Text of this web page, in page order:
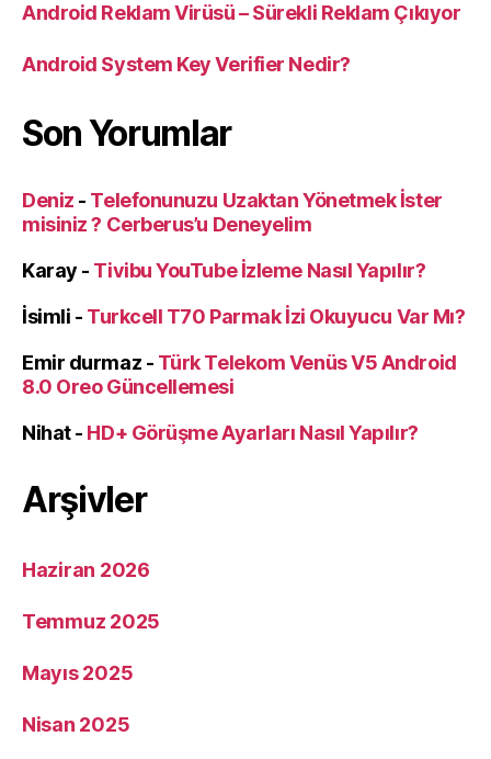
Android Reklam Virüsü – Sürekli Reklam Çıkıyor
Android System Key Verifier Nedir?
Son Yorumlar
Deniz - Telefonunuzu Uzaktan Yönetmek İster
misiniz ? Cerberus’u Deneyelim
Karay - Tivibu YouTube İzleme Nasıl Yapılır?
İsimli - Turkcell T70 Parmak İzi Okuyucu Var Mı?
Emir durmaz - Türk Telekom Venüs V5 Android
8.0 Oreo Güncellemesi
Nihat- HD+ Görüşme Ayarları Nasıl Yapılır?
Arşivler
Haziran 2026
Temmuz 2025
Mayıs 2025
Nisan 2025